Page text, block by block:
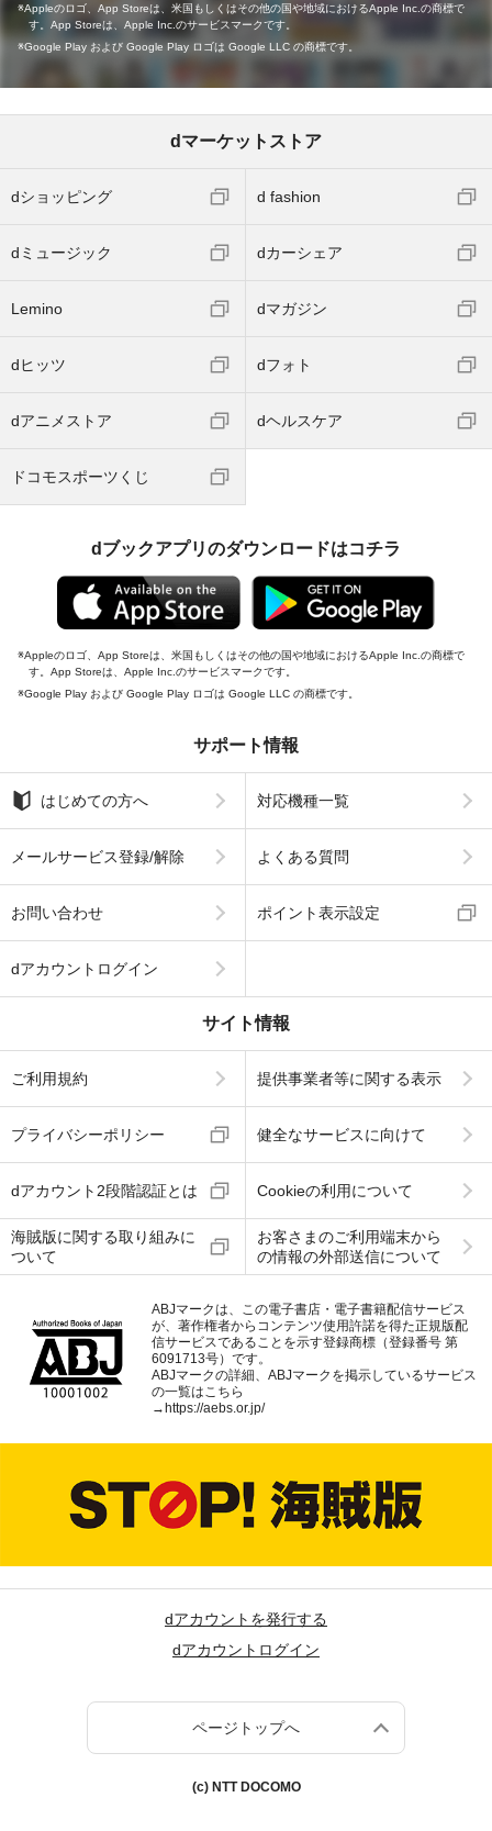
Appleのロゴ、App Storeは、米国もしくはその他の国や地域におけるApple Inc.の商標で
す。App Storeは、Apple Inc.のサービスマークです。
Google Play および Google Play ロゴは Google LLC の商標です。
dマーケットストア
dショッピング d fashion
dミュージック dカーシェア
Lemino dマガジン
dヒッツ dフォト
dアニメストア dヘルスケア
ドコモスポーツくじ
dブックアプリのダウンロードはコチラ
Appleのロゴ、App Storeは、米国もしくはその他の国や地域におけるApple Inc.の商標で
す。App Storeは、Apple Inc.のサービスマークです。
Google Play および Google Play ロゴは Google LLC の商標です。
サポート情報
はじめての方へ 対応機種一覧
メールサービス登録/解除 よくある質問
お問い合わせ ポイント表示設定
dアカウントログイン
サイト情報
ご利用規約 提供事業者等に関する表示
プライバシーポリシー 健全なサービスに向けて
dアカウント2段階認証とは Cookieの利用について
海賊版に関する取り組みに
ついて
お客さまのご利用端末から
の情報の外部送信について
ABJマークは、この電子書店・電子書籍配信サービス
が、著作権者からコンテンツ使用許諾を得た正規版配
信サービスであることを示す登録商標（登録番号 第
6091713号）です。
ABJマークの詳細、ABJマークを掲示しているサービス
の一覧はこちら
→ https://aebs.or.jp/
dアカウントを発行する
dアカウントログイン
ページトップへ
(c) NTT DOCOMO